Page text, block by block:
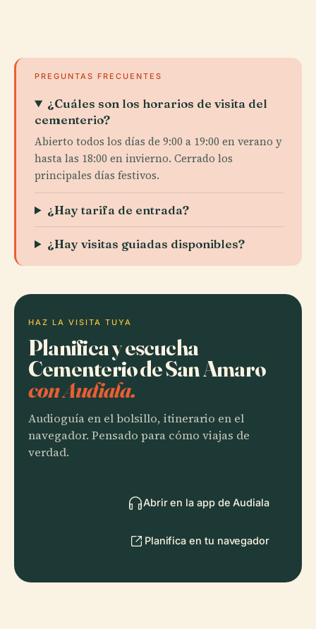
PREGUNTAS FRECUENTES
¿Cuáles son los horarios de visita del
cementerio?
Abierto todos los días de 9:00 a 19:00 en verano y
hasta las 18:00 en invierno. Cerrado los
principales días festivos.
¿Hay tarifa de entrada?
¿Hay visitas guiadas disponibles?
HAZ LA VISITA TUYA
Planifica y escucha
Cementerio de San Amaro
con Audiala.
Audioguía en el bolsillo, itinerario en el
navegador. Pensado para cómo viajas de
verdad.
Abrir en la app de Audiala
Planifica en tu navegador